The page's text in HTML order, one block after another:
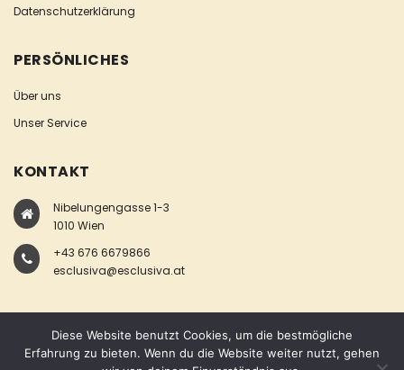
Datenschutzerklärung
PERSÖNLICHES
Über uns
Unser Service
KONTAKT
Nibelungengasse 1-3
1010 Wien
+43 676 6679866
esclusiva@esclusiva.at
Diese Website benutzt Cookies, um die bestmögliche
Erfahrung zu bieten. Wenn du die Website weiter nutzt, gehen